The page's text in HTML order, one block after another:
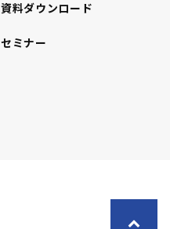
資料ダウンロード
セミナー